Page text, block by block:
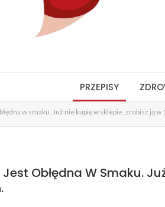
PRZEPISY
w smaku. Już nie kupię w sklepie, zrobisz ją w
Obłędna W Smaku.